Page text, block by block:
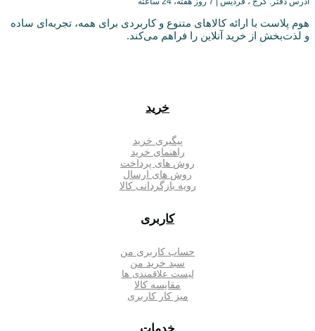
هوم پلاست با ارائه کالاهای متنوع و کاربردی برای همه، تجربه‌ای ساده
و لذت‌بخش از خرید آنلاین را فراهم می‌کند.
خرید
پیگیری خرید
راهنمای خرید
روش های پرداخت
روش های ارسال
رویه بازگردانی کالا
کاربری
حساب کاربری من
سبد خرید من
لیست علاقمندی ها
مقایسه کالا
میز کار کاربری